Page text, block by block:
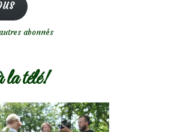
abonnés
télé!